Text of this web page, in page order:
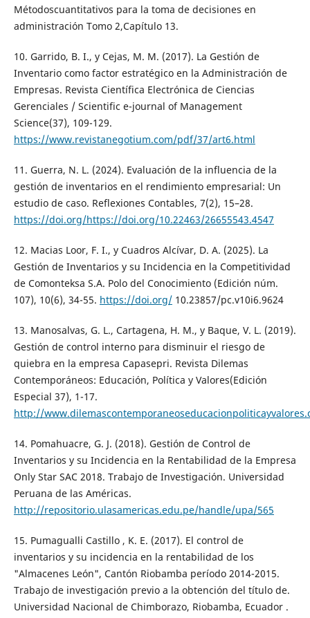
Métodoscuantitativos para la toma de decisiones en
administración Tomo 2,Capítulo 13.
10. Garrido, B. I., y Cejas, M. M. (2017). La Gestión de
Inventario como factor estratégico en la Administración de
Empresas. Revista Científica Electrónica de Ciencias
Gerenciales / Scientific e-journal of Management
Science(37), 109-129.
https://www.revistanegotium.com/pdf/37/art6.html
11. Guerra, N. L. (2024). Evaluación de la influencia de la
gestión de inventarios en el rendimiento empresarial: Un
estudio de caso. Reflexiones Contables, 7(2), 15–28.
https://doi.org/https://doi.org/10.22463/26655543.4547
12. Macias Loor, F. I., y Cuadros Alcívar, D. A. (2025). La
Gestión de Inventarios y su Incidencia en la Competitividad
de Comonteksa S.A. Polo del Conocimiento (Edición núm.
107), 10(6), 34-55. https://doi.org/10.23857/pc.v10i6.9624
13. Manosalvas, G. L., Cartagena, H. M., y Baque, V. L. (2019).
Gestión de control interno para disminuir el riesgo de
quiebra en la empresa Capasepri. Revista Dilemas
Contemporáneos: Educación, Política y Valores(Edición
Especial 37), 1-17.
http://
14. Pomahuacre, G. J. (2018). Gestión de Control de
Inventarios y su Incidencia en la Rentabilidad de la Empresa
Only Star SAC 2018. Trabajo de Investigación. Universidad
Peruana de las Américas.
http://repositorio.ulasamericas.edu.pe/handle/upa/565
15. Pumagualli Castillo , K. E. (2017). El control de
inventarios y su incidencia en la rentabilidad de los
"Almacenes León", Cantón Riobamba período 2014-2015.
Trabajo de investigación previo a la obtención del título de.
Universidad Nacional de Chimborazo, Riobamba, Ecuador .